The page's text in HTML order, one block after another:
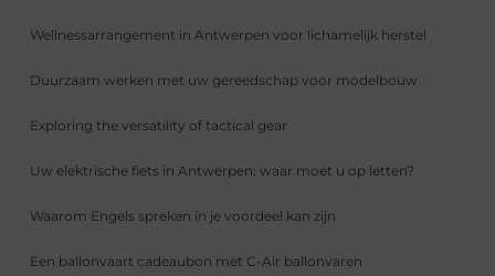
Wellnessarrangement in Antwerpen voor lichamelijk herstel
Duurzaam werken met uw gereedschap voor modelbouw
Exploring the versatility of tactical gear
Uw elektrische fiets in Antwerpen: waar moet u op letten?
Waarom Engels spreken in je voordeel kan zijn
Een ballonvaart cadeaubon met C-Air ballonvaren